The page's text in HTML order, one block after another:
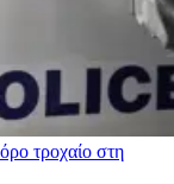
τροχαίο στη